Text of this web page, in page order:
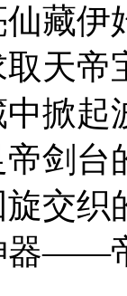
藏
天帝
掀起
剑台
交织
器——